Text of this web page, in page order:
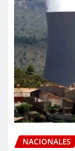
NACIONALES